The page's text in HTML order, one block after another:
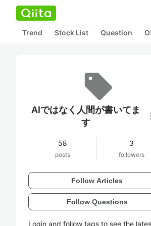
Trend Stock List Question
AIではなく人間が書いてま
す
58
posts
3
followers
Follow Articles
Follow Questions
Login and follow tags to see the